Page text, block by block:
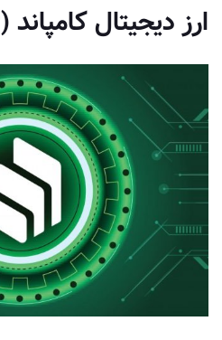
ارز دیجیتال کامپاند (COMP)